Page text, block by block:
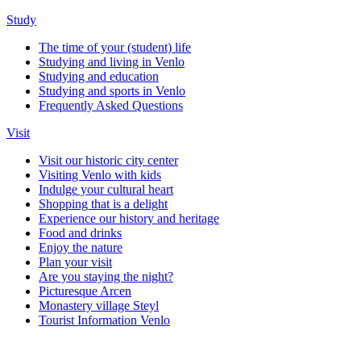
Study
The time of your (student) life
Studying and living in Venlo
Studying and education
Studying and sports in Venlo
Frequently Asked Questions
Visit
Visit our historic city center
Visiting Venlo with kids
Indulge your cultural heart
Shopping that is a delight
Experience our history and heritage
Food and drinks
Enjoy the nature
Plan your visit
Are you staying the night?
Picturesque Arcen
Monastery village Steyl
Tourist Information Venlo